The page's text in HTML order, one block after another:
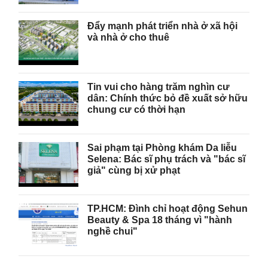
Đẩy mạnh phát triển nhà ở xã hội
và nhà ở cho thuê
Tin vui cho hàng trăm nghìn cư
dân: Chính thức bỏ đề xuất sở hữu
chung cư có thời hạn
Sai phạm tại Phòng khám Da liễu
Selena: Bác sĩ phụ trách và "bác sĩ
giả" cùng bị xử phạt
TP.HCM: Đình chỉ hoạt động Sehun
Beauty & Spa 18 tháng vì "hành
nghề chui"